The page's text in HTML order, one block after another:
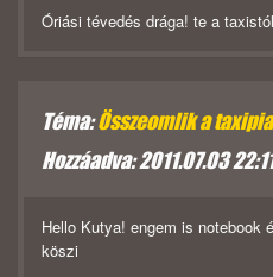
Óriási tévedés drága! te a
Téma:Összeomlik a
Hozzáadva: 2011.07.03
Hello Kutya! engem is notebook
köszi